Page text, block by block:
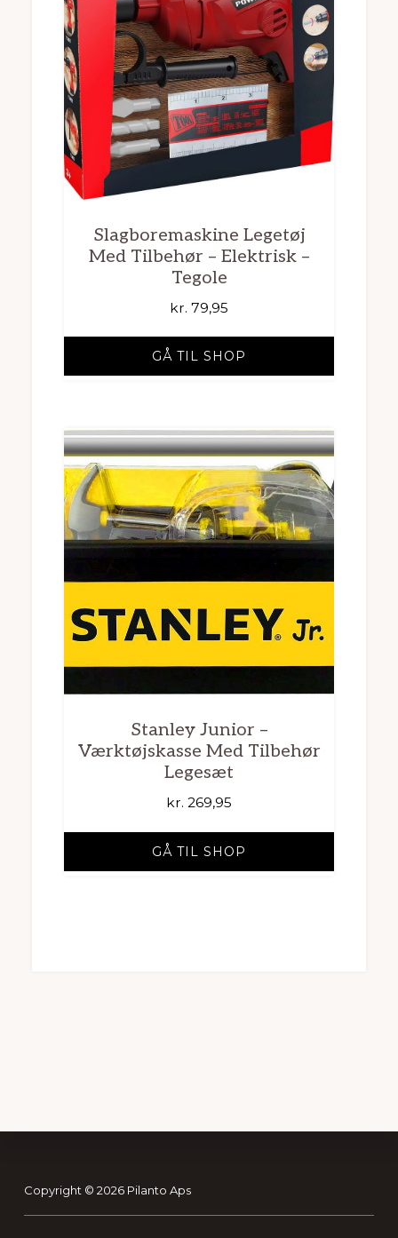
Slagboremaskine Legetøj
Med Tilbehør – Elektrisk –
Tegole
kr. 79,95
GÅ TIL SHOP
Stanley Junior –
Værktøjskasse Med Tilbehør
Legesæt
kr. 269,95
GÅ TIL SHOP
Footer
Copyright © 2026 Pilanto Aps